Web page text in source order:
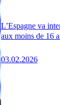
L’Espagne va
aux moins de 16
03.02.2026